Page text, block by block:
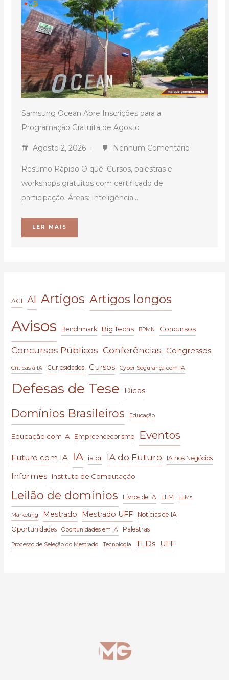
Samsung Ocean Abre Inscrições para a
Programação Gratuita de Agosto
Agosto 2, 2026 Nenhum Comentário
Resumo Rápido O quê: Cursos, palestras e
workshops gratuitos com certificado de
participação. Áreas: Inteligência...
LER MAIS
AGI AI Artigos Artigos longos
Avisos Benchmark Big Techs BPMN Concursos
Concursos Públicos Conferências Congressos
Críticas à IA Curiosidades Cursos Cyber Segurança com IA
Defesas de Tese Dicas
Domínios Brasileiros Educação
Educação com IA Empreendedorismo Eventos
Futuro com IA IA ia.br IA do Futuro IA nos Negócios
Informes Instituto de Computação
Leilão de domínios Livros de IA LLM LLMs
Marketing Mestrado Mestrado UFF
Notícias de IA
Oportunidades
Oportunidades em IA Palestras
Processo de Seleção do Mestrado Tecnologia TLDs UFF